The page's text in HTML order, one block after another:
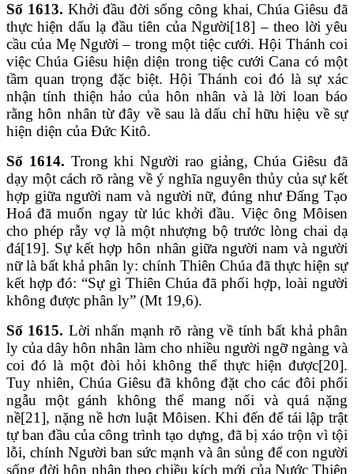
Số 1613. Khởi đầu đời sống công khai, Chúa Giêsu đã
thực hiện dấu lạ đầu tiên của Người[18] – theo lời yêu
cầu của Mẹ Người – trong một tiệc cưới. Hội Thánh coi
việc Chúa Giêsu hiện diện trong tiệc cưới Cana có một
tầm quan trọng đặc biệt. Hội Thánh coi đó là sự xác
nhận tính thiện hảo của hôn nhân và là lời loan báo
rằng hôn nhân từ đây về sau là dấu chỉ hữu hiệu về sự
hiện diện của Đức Kitô.
Số 1614. Trong khi Người rao giảng, Chúa Giêsu đã
dạy một cách rõ ràng về ý nghĩa nguyên thủy của sự kết
hợp giữa người nam và người nữ, đúng như Đấng Tạo
Hoá đã muốn ngay từ lúc khởi đầu. Việc ông Môisen
cho phép rẫy vợ là một nhượng bộ trước lòng chai dạ
đá[19]. Sự kết hợp hôn nhân giữa người nam và người
nữ là bất khả phân ly: chính Thiên Chúa đã thực hiện sự
kết hợp đó: “Sự gì Thiên Chúa đã phối hợp, loài người
không được phân ly” (Mt 19,6).
Số 1615. Lời nhấn mạnh rõ ràng về tính bất khả phân
ly của dây hôn nhân làm cho nhiều người ngỡ ngàng và
coi đó là một đòi hỏi không thể thực hiện được[20].
Tuy nhiên, Chúa Giêsu đã không đặt cho các đôi phối
ngẫu một gánh không thể mang nổi và quá nặng
nề[21], nặng nề hơn luật Môisen. Khi đến để tái lập trật
tự ban đầu của công trình tạo dựng, đã bị xáo trộn vì tội
lỗi, chính Người ban sức mạnh và ân sủng để con người
sống đời hôn nhân theo chiều kích mới của Nước Thiên